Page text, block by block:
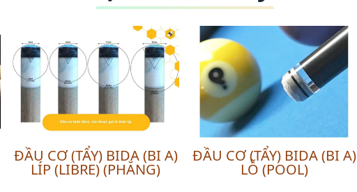
ĐẦU CƠ (TẨY) BIDA (BI A)
LÍP (LIBRE) (PHĂNG)
ĐẦU CƠ (TẨY) BIDA (BI A)
LỖ (POOL)